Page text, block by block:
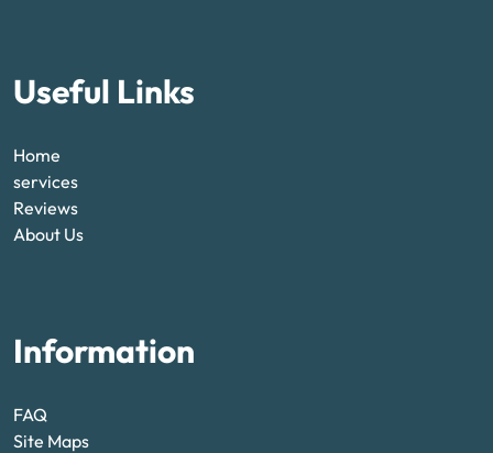
Useful Links
Home
services
Reviews
About Us
Information
FAQ
Site Maps